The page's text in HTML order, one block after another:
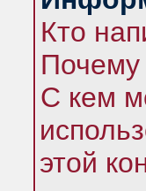
Кто
Почему
С кем
этой